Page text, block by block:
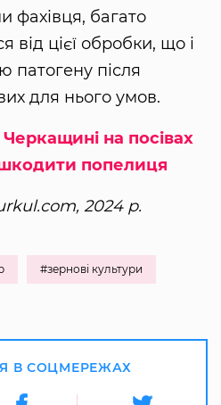
фахівця, багато
від цієї обробки, що і
після
для нього умов.
на посівах
попелиця
2024 р.
#зернові культури
В СОЦМЕРЕЖАХ